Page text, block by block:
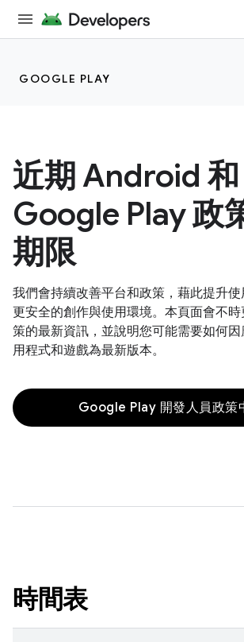
GOOGLE PLAY
近期 Android 和
Google Play 政
期限
我們會持續改善平台和政策，藉此提升
更安全的創作與使用環境。本頁面會不
策的最新資訊，並說明您可能需要如何
用程式和遊戲為最新版本。
Google Play 開發人員政策
時間表